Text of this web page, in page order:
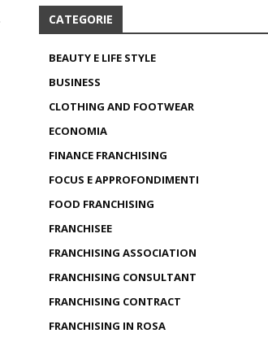
CATEGORIE
BEAUTY E LIFE STYLE
BUSINESS
CLOTHING AND FOOTWEAR
ECONOMIA
FINANCE FRANCHISING
FOCUS E APPROFONDIMENTI
FOOD FRANCHISING
FRANCHISEE
FRANCHISING ASSOCIATION
FRANCHISING CONSULTANT
FRANCHISING CONTRACT
FRANCHISING IN ROSA